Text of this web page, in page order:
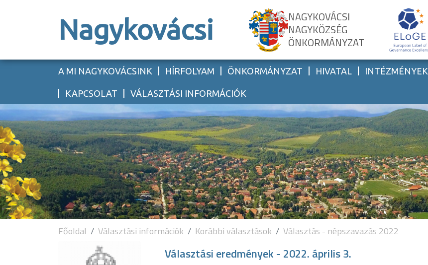
Nagykovácsi
NAGYKOVÁCSI
NAGYKÖZSÉG
ÖNKORMÁNYZAT
A MI NAGYKOVÁCSINK HÍRFOLYAM ÖNKORMÁNYZAT HIVATAL INTÉZMÉNYEK
KAPCSOLAT VÁLASZTÁSI INFORMÁCIÓK
Főoldal Választási információk Korábbi választások Választás - népszavazás 2022
Választási eredmények - 2022. április 3.